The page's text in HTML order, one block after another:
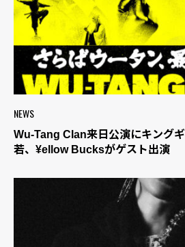
NEWS
Wu-Tang Clan来日公演にキング
若、¥ellow Bucksがゲスト出演